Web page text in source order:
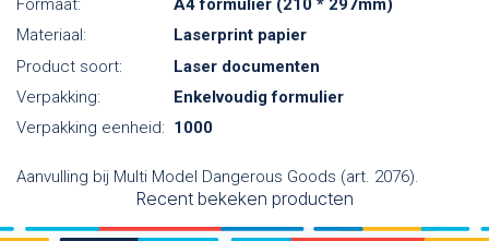
Formaat:
A4 formulier (210 * 297mm)
Materiaal:
Laserprint papier
Product soort:
Laser documenten
Verpakking:
Enkelvoudig formulier
Verpakking eenheid: 1000
Aanvulling bij Multi Model Dangerous Goods (art. 2076).
Recent bekeken producten